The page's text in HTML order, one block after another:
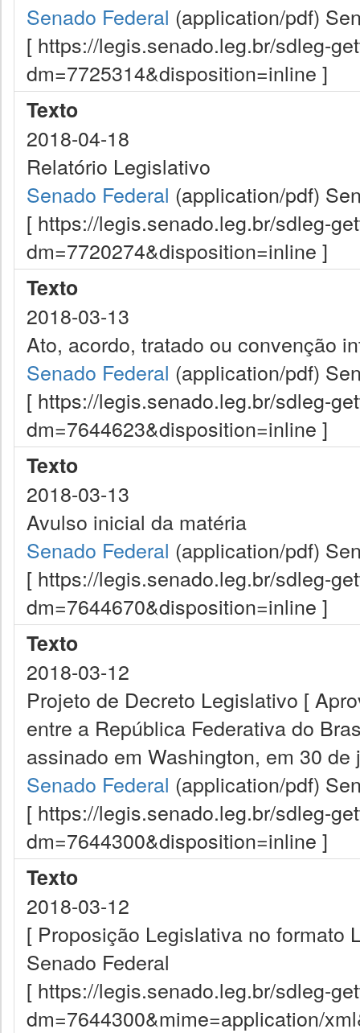
Senado Federal (application/pdf)
[ https://legis.senado.leg.br/sdleg-
dm=7725314&disposition=inline ]
Texto
2018-04-18
Relatório Legislativo
Senado Federal (application/pdf)
[ https://legis.senado.leg.br/sdleg-
dm=7720274&disposition=inline ]
Texto
2018-03-13
Ato, acordo, tratado ou convenção
Senado Federal (application/pdf)
[ https://legis.senado.leg.br/sdleg-
dm=7644623&disposition=inline ]
Texto
2018-03-13
Avulso inicial da matéria
Senado Federal (application/pdf)
[ https://legis.senado.leg.br/sdleg-
dm=7644670&disposition=inline ]
Texto
2018-03-12
Projeto de Decreto Legislativo [
entre a República Federativa do
assinado em Washington, em 30 de
Senado Federal (application/pdf)
[ https://legis.senado.leg.br/sdleg-
dm=7644300&disposition=inline ]
Texto
2018-03-12
[ Proposição Legislativa no formato
Senado Federal
[ https://legis.senado.leg.br/sdleg-
dm=7644300&mime=application/